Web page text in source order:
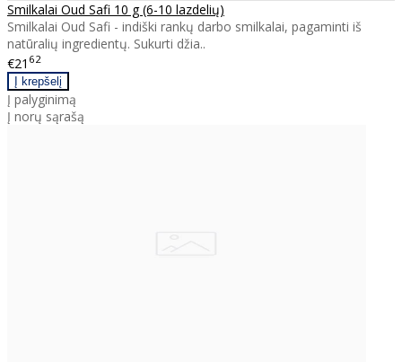
Smilkalai Oud Safi 10 g (6-10 lazdelių)
Smilkalai Oud Safi - indiški rankų darbo smilkalai, pagaminti iš
natūralių ingredientų. Sukurti džia..
€21 62
Į palyginimą
Į norų sąrašą